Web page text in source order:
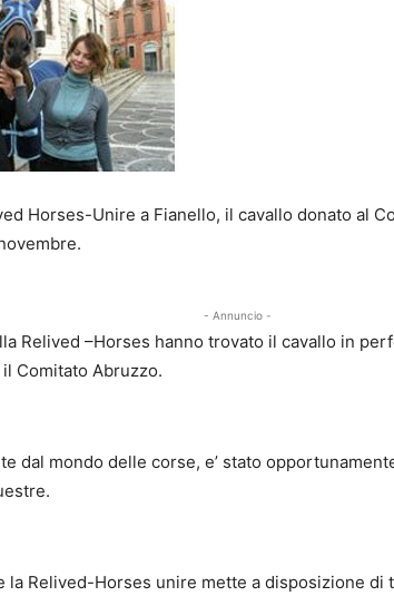
Horses-Unire a Fianello, il cavallo donato al
- Annuncio -
Relived –Horses hanno trovato il cavallo in
Comitato Abruzzo.
dal mondo delle corse, e’ stato
la Relived-Horses unire mette a disposizione di